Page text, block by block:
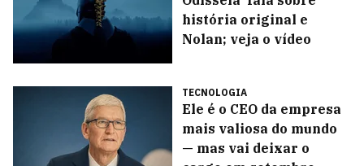
história original e
Nolan; veja o vídeo
TECNOLOGIA
Ele é o CEO da empresa
mais valiosa do mundo
— mas vai deixar o